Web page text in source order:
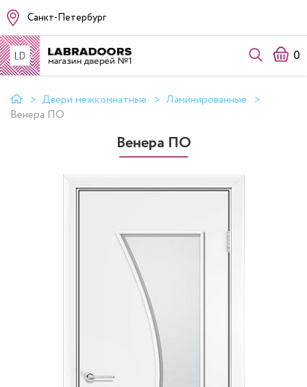
Санкт-Петербург
0
Двери межкомнатные
Ламинированные
Венера ПО
Венера ПО